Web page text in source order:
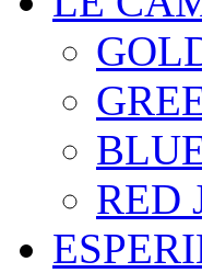
RED